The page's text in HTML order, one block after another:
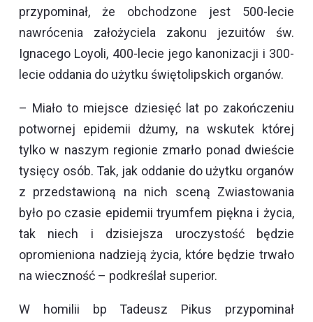
przypominał, że obchodzone jest 500-lecie
nawrócenia założyciela zakonu jezuitów św.
Ignacego Loyoli, 400-lecie jego kanonizacji i 300-
lecie oddania do użytku świętolipskich organów.
– Miało to miejsce dziesięć lat po zakończeniu
potwornej epidemii dżumy, na wskutek której
tylko w naszym regionie zmarło ponad dwieście
tysięcy osób. Tak, jak oddanie do użytku organów
z przedstawioną na nich sceną Zwiastowania
było po czasie epidemii tryumfem piękna i życia,
tak niech i dzisiejsza uroczystość będzie
opromieniona nadzieją życia, które będzie trwało
na wieczność – podkreślał superior.
W homilii bp Tadeusz Pikus przypominał